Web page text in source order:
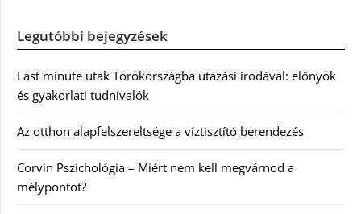
Legutóbbi bejegyzések
Last minute utak Törökországba utazási irodával: előnyök
és gyakorlati tudnivalók
Az otthon alapfelszereltsége a víztisztító berendezés
Corvin Pszichológia – Miért nem kell megvárnod a
mélypontot?